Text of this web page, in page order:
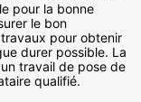
pour la bonne
le bon
pour obtenir
durer possible. La
travail de pose de
qualifié.